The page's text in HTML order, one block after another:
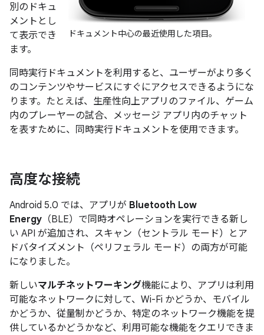
ドキュメント中心の最近使用した項目。
別のドキュ
メントとし
て表示でき
ます。
同時実行ドキュメントを利用すると、ユーザーがより多く
のコンテンツやサービスにすぐにアクセスできるようにな
ります。たとえば、生産性向上アプリのファイル、ゲーム
内のプレーヤーの試合、メッセージ アプリ内のチャット
を表すために、同時実行ドキュメントを使用できます。
高度な接続
Android 5.0 では、アプリが Bluetooth Low
Energy （BLE）で同時オペレーションを実行できる新し
い API が追加され、スキャン（セントラル モード）とア
ドバタイズメント（ペリフェラル モード）の両方が可能
になりました。
新しいマルチネットワーキング機能により、アプリは利用
可能なネットワークに対して、Wi-Fi かどうか、モバイル
かどうか、従量制かどうか、特定のネットワーク機能を提
供しているかどうかなど、利用可能な機能をクエリできま